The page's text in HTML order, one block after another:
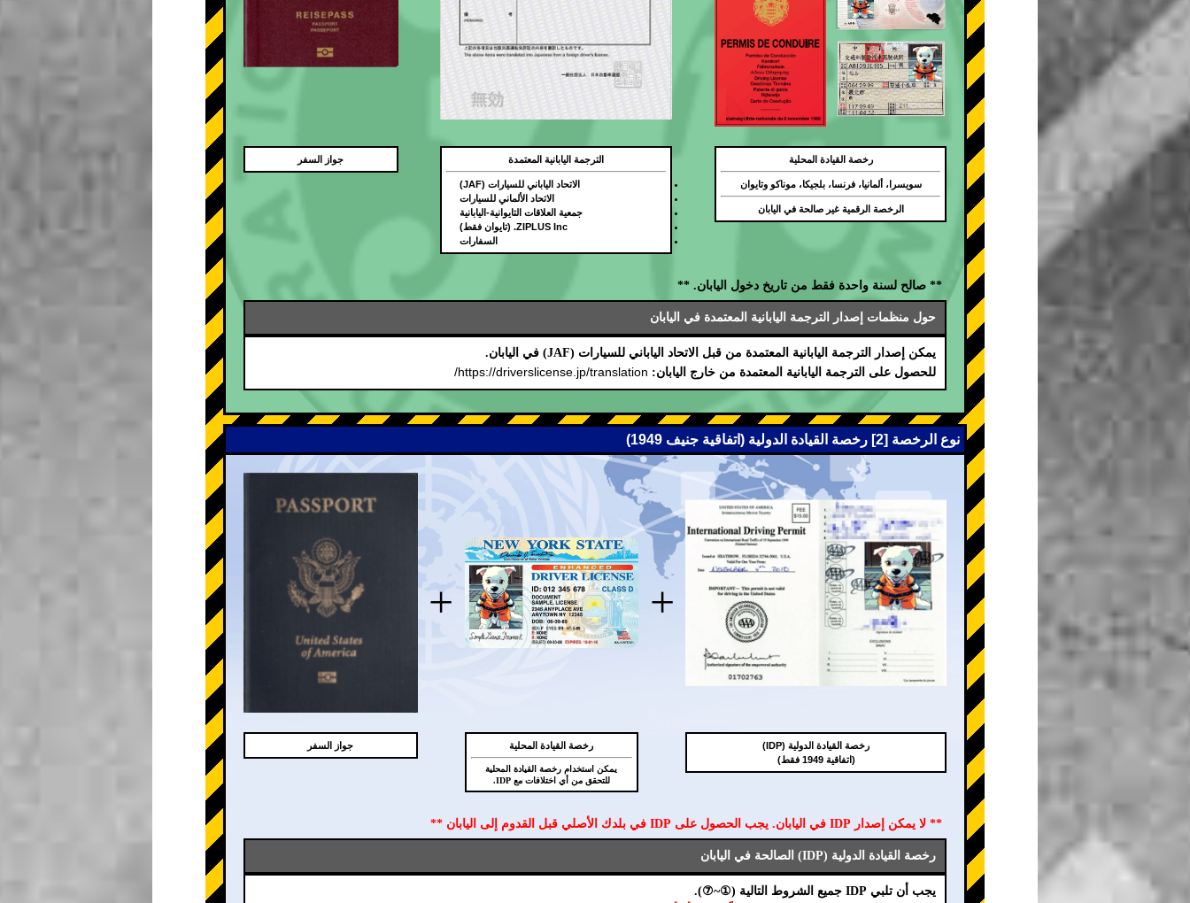
رخصة القيادة المحلية
سويسرا، ألمانيا، فرنسا، بلجيكا، موناكو وتايوان
الرخصة الرقمية غير صالحة في اليابان
الترجمة اليابانية المعتمدة
الاتحاد الياباني للسيارات (JAF)
الاتحاد الألماني للسيارات
جمعية العلاقات التايوانية-اليابانية
ZIPLUS Inc. (تايوان فقط)
السفارات
جواز السفر
** صالح لسنة واحدة فقط من تاريخ دخول اليابان. **
حول منظمات إصدار الترجمة اليابانية المعتمدة في اليابان
يمكن إصدار الترجمة اليابانية المعتمدة من قبل الاتحاد الياباني للسيارات (JAF) في اليابان.
للحصول على الترجمة اليابانية المعتمدة من خارج اليابان: https://driverslicense.jp/translation/
نوع الرخصة [2] رخصة القيادة الدولية (اتفاقية جنيف 1949)
+
+
رخصة القيادة الدولية (IDP)
(اتفاقية 1949 فقط)
رخصة القيادة المحلية
يمكن استخدام رخصة القيادة المحلية
للتحقق من أي اختلافات مع IDP.
جواز السفر
** لا يمكن إصدار IDP في اليابان. يجب الحصول على IDP في بلدك الأصلي قبل القدوم إلى اليابان **
رخصة القيادة الدولية (IDP) الصالحة في اليابان
يجب أن تلبي IDP جميع الشروط التالية (①~⑦).